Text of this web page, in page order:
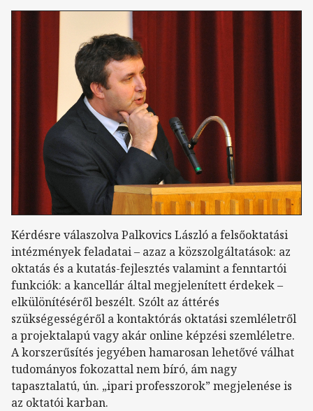
Kérdésre válaszolva Palkovics László a felsőoktatási
intézmények feladatai – azaz a közszolgáltatások: az
oktatás és a kutatás-fejlesztés valamint a fenntartói
funkciók: a kancellár által megjelenített érdekek –
elkülönítéséről beszélt. Szólt az áttérés
szükségességéről a kontaktórás oktatási szemléletről
a projektalapú vagy akár online képzési szemléletre.
A korszerűsítés jegyében hamarosan lehetővé válhat
tudományos fokozattal nem bíró, ám nagy
tapasztalatú, ún. „ipari professzorok” megjelenése is
az oktatói karban.